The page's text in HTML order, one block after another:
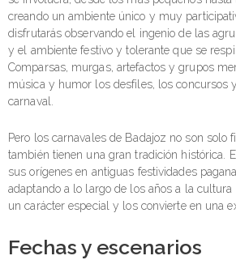
creando un ambiente único y muy
disfrutarás observando el ingenio de las
y el ambiente festivo y tolerante que se
Comparsas, murgas, artefactos y grupos
música y humor los desfiles, los concursos
carnaval.
Pero los carnavales de Badajoz no son solo
también tienen una gran tradición histórica.
sus orígenes en antiguas festividades
adaptando a lo largo de los años a la cultura
un carácter especial y los convierte en una
Fechas y escenarios